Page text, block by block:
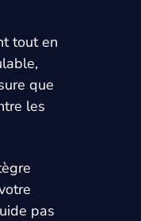
tout en
que
les
pas